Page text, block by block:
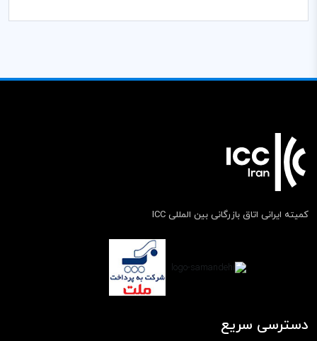
کمیته ایرانی اتاق بازرگانی بین المللی ICC
دسترسی سریع